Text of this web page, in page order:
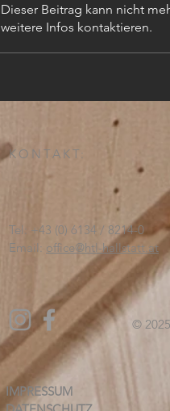
Dieser Beitrag kann nicht
weitere Infos kontaktieren.
KONTAKT:
Tel: +43 (0) 6134 / 8214-0
Email: office@htl-hallstatt.at
© 2025
IMPRESSUM